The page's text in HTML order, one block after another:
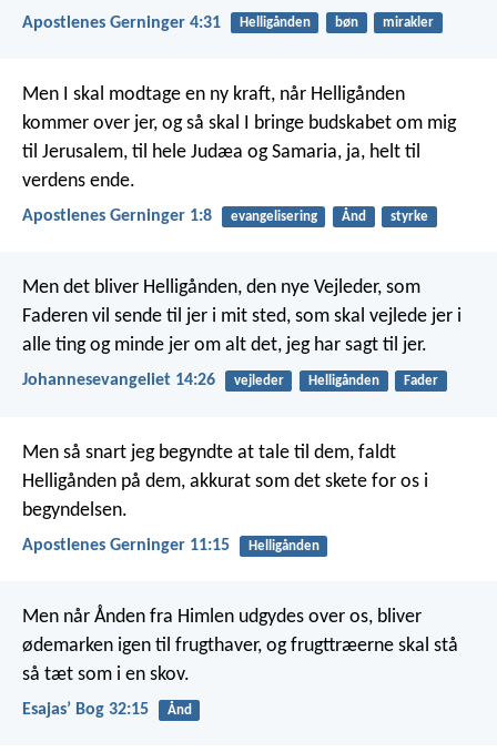
Apostlenes Gerninger 4:31 Helligånden bøn mirakler
Men I skal modtage en ny kraft, når Helligånden
kommer over jer, og så skal I bringe budskabet om mig
til Jerusalem, til hele Judæa og Samaria, ja, helt til
verdens ende.
Apostlenes Gerninger 1:8 evangelisering Ånd styrke
Men det bliver Helligånden, den nye Vejleder, som
Faderen vil sende til jer i mit sted, som skal vejlede jer i
alle ting og minde jer om alt det, jeg har sagt til jer.
Johannesevangeliet 14:26 vejleder Helligånden Fader
Men så snart jeg begyndte at tale til dem, faldt
Helligånden på dem, akkurat som det skete for os i
begyndelsen.
Apostlenes Gerninger 11:15 Helligånden
Men når Ånden fra Himlen udgydes over os, bliver
ødemarken igen til frugthaver, og frugttræerne skal stå
så tæt som i en skov.
Esajasʼ Bog 32:15 Ånd